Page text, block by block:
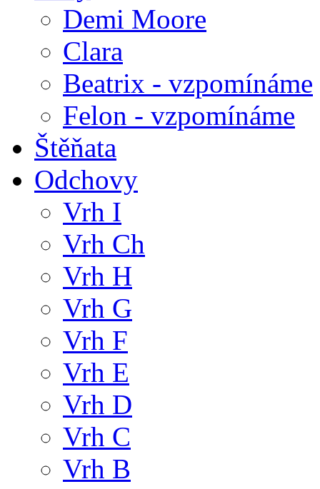
Demi Moore
Clara
Beatrix - vzpomínáme
Felon - vzpomínáme
Štěňata
Odchovy
Vrh I
Vrh Ch
Vrh H
Vrh G
Vrh F
Vrh E
Vrh D
Vrh C
Vrh B